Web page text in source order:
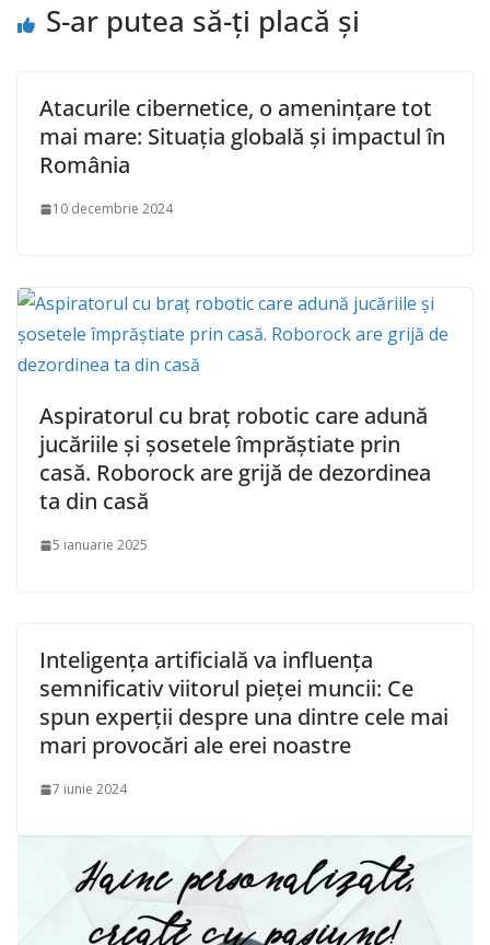
S-ar putea să-ți placă și
Atacurile cibernetice, o amenințare tot
mai mare: Situația globală și impactul în
România
10 decembrie 2024
Aspiratorul cu braț robotic care adună
jucăriile și șosetele împrăștiate prin
casă. Roborock are grijă de dezordinea
ta din casă
5 ianuarie 2025
Inteligența artificială va influența
semnificativ viitorul pieței muncii: Ce
spun experții despre una dintre cele mai
mari provocări ale erei noastre
7 iunie 2024